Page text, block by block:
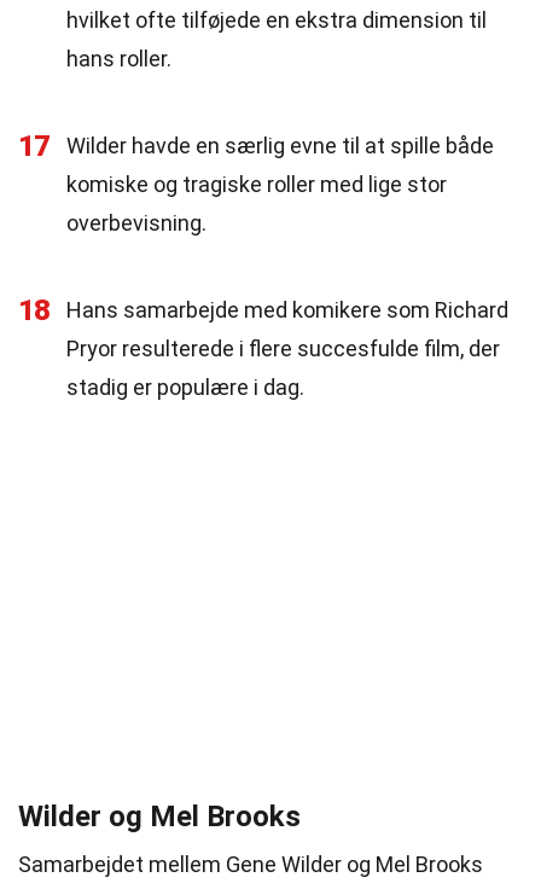
hvilket ofte tilføjede en ekstra dimension til
hans roller.
17
Wilder havde en særlig evne til at spille både
komiske og tragiske roller med lige stor
overbevisning.
18
Hans samarbejde med komikere som Richard
Pryor resulterede i flere succesfulde film, der
stadig er populære i dag.
Wilder og Mel Brooks
Samarbejdet mellem Gene Wilder og Mel Brooks